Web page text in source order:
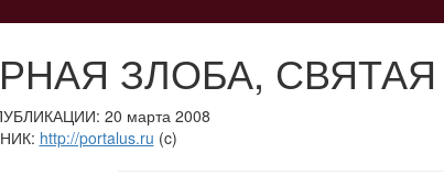
ЗЛОБА,
20 марта 2008
http://portalus.ru (c)